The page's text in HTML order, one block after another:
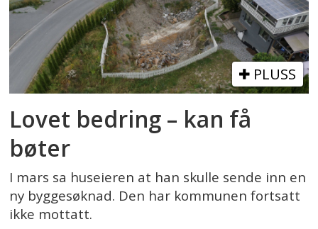
PLUSS
Lovet bedring – kan få
bøter
I mars sa huseieren at han skulle sende inn en
ny byggesøknad. Den har kommunen fortsatt
ikke mottatt.